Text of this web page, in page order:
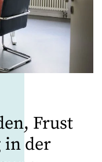
Frust
in der